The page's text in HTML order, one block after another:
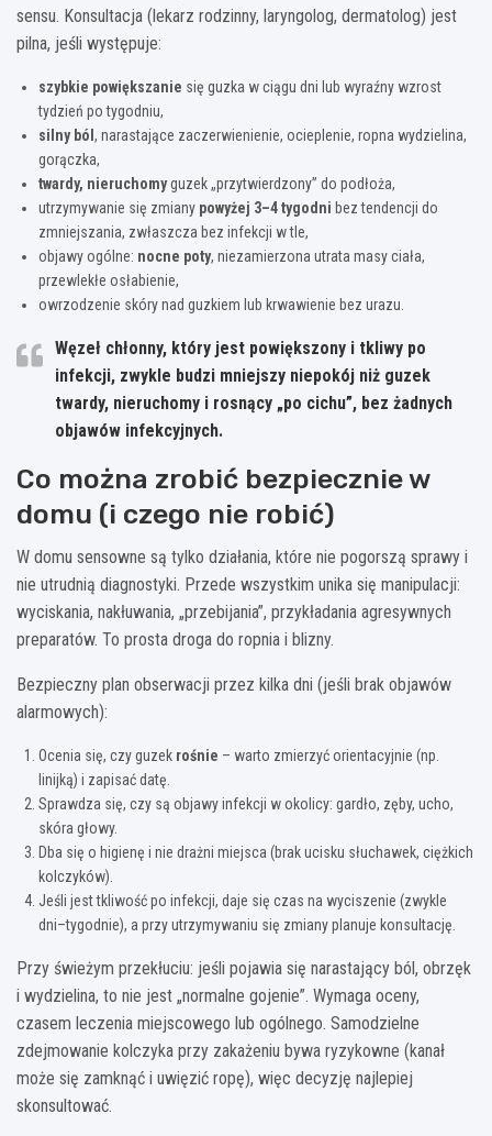
sensu. Konsultacja (lekarz rodzinny, laryngolog, dermatolog) jest
pilna, jeśli występuje:
szybkie powiększanie się guzka w ciągu dni lub wyraźny wzrost
tydzień po tygodniu,
silny ból , narastające zaczerwienienie, ocieplenie, ropna wydzielina,
gorączka,
twardy, nieruchomyguzek „przytwierdzony” do podłoża,
utrzymywanie się zmiany powyżej 3–4 tygodni bez tendencji do
zmniejszania, zwłaszcza bez infekcji w tle,
objawy ogólne: nocne poty, niezamierzona utrata masy ciała,
przewlekłe osłabienie,
owrzodzenie skóry nad guzkiem lub krwawienie bez urazu.
Węzeł chłonny, który jest powiększony i tkliwy po
infekcji, zwykle budzi mniejszy niepokój niż guzek
twardy, nieruchomy i rosnący „po cichu”, bez żadnych
objawów infekcyjnych.
Co można zrobić bezpiecznie w
domu (i czego nie robić)
W domu sensowne są tylko działania, które nie pogorszą sprawy i
nie utrudnią diagnostyki. Przede wszystkim unika się manipulacji:
wyciskania, nakłuwania, „przebijania”, przykładania agresywnych
preparatów. To prosta droga do ropnia i blizny.
Bezpieczny plan obserwacji przez kilka dni (jeśli brak objawów
alarmowych):
Ocenia się, czy guzek rośnie – warto zmierzyć orientacyjnie (np.
linijką) i zapisać datę.
Sprawdza się, czy są objawy infekcji w okolicy: gardło, zęby, ucho,
skóra głowy.
Dba się o higienę i nie drażni miejsca (brak ucisku słuchawek, ciężkich
kolczyków).
Jeśli jest tkliwość po infekcji, daje się czas na wyciszenie (zwykle
dni–tygodnie), a przy utrzymywaniu się zmiany planuje konsultację.
Przy świeżym przekłuciu: jeśli pojawia się narastający ból, obrzęk
i wydzielina, to nie jest „normalne gojenie”. Wymaga oceny,
czasem leczenia miejscowego lub ogólnego. Samodzielne
zdejmowanie kolczyka przy zakażeniu bywa ryzykowne (kanał
może się zamknąć i uwięzić ropę), więc decyzję najlepiej
skonsultować.